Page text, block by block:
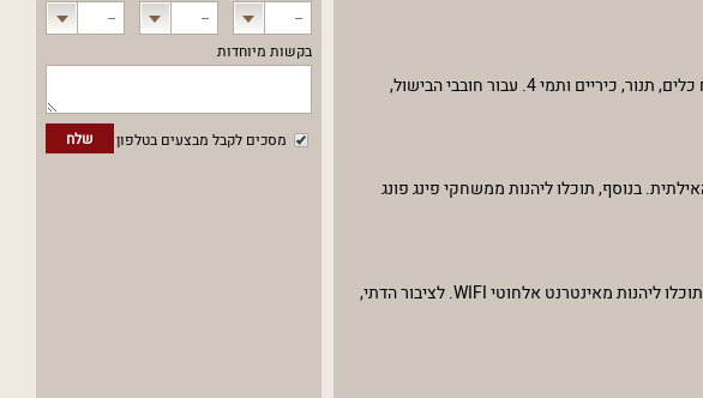
--
--
--
בקשות מיוחדות
שלח מסכים לקבל מבצעים בטלפון
הוילה מתגאה בעיצוב פנים יוקרתי הכולל מסכי LCD ו-HOT טלוויזיה בכבלים, לצד מטבח מאובזר עם כל מה שתצטרכו - מקרר, מדיח כלים, תנור, כיריים ותמי 4. עבור חובבי הבישול,
בנוסף, תוכלו ליהנות ממשחקי פינג פונג
וילה קורנית מתאימה במיוחד לערבי חברה וימי הולדת, עם אפשרות להזמין שירותים נוספים בתיאום מראש. אירוח מגיל 24 ומעלה, תוכלו ליהנות מאינטרנט אלחוטי WIFI. לציבור הדתי,